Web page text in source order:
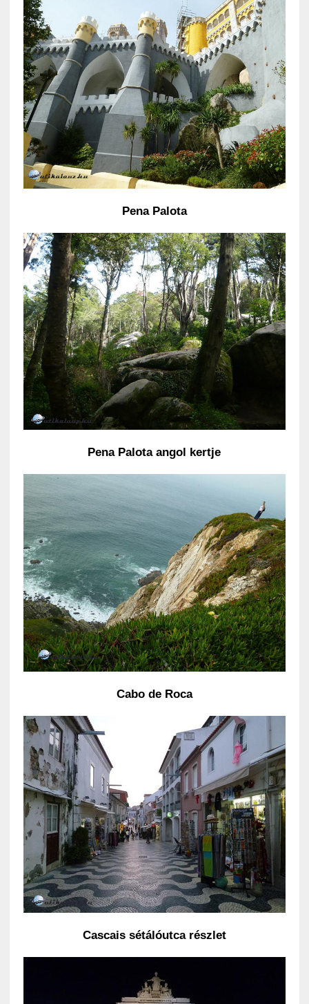
Pena Palota
Pena Palota angol kertje
Cabo de Roca
Cascais sétálóutca részlet